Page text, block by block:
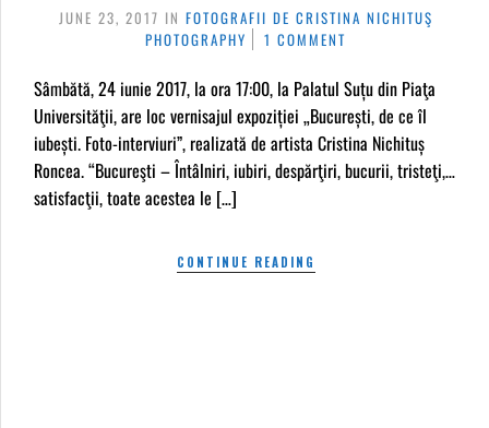
JUNE 23, 2017 IN FOTOGRAFII DE CRISTINA NICHITUŞ
PHOTOGRAPHY
1 COMMENT
Sâmbătă, 24 iunie 2017, la ora 17:00, la Palatul Suțu din Piaţa
Universităţii, are loc vernisajul expoziției „București, de ce îl
iubești. Foto-interviuri”, realizată de artista Cristina Nichituș
Roncea. “Bucureşti – Întâlniri, iubiri, despărţiri, bucurii, tristeţi,…
satisfacţii, toate acestea le […]
CONTINUE READING